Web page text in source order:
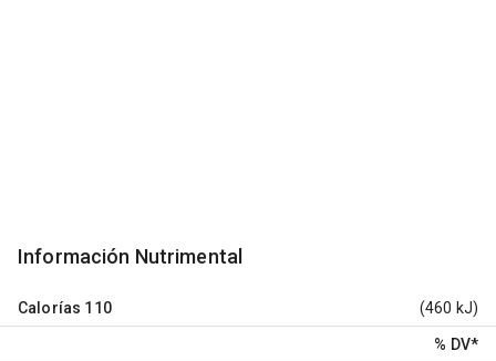
Información Nutrimental
Calorías 110 (460 kJ)
% DV*